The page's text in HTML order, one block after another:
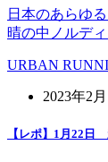
日本のあらゆ
晴の中ノルデ
URBAN
2023年2月
【レポ】1月22日